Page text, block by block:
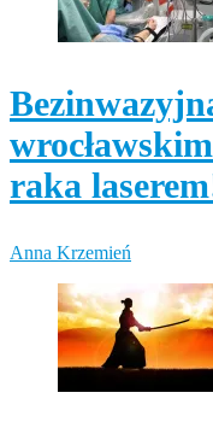
raka
Anna Krzemień